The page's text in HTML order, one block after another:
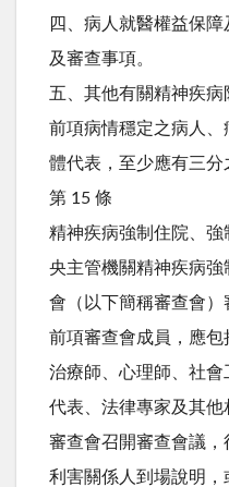
四、病人就醫權益保
及審查事項。
五、其他有關精神疾病
前項病情穩定之病人
體代表，至少應有三分
第 15 條
精神疾病強制住院、
央主管機關精神疾病
會（以下簡稱審查會）
前項審查會成員，應
治療師、心理師、社
代表、法律專家及其他
審查會召開審查會議
利害關係人到場說明，